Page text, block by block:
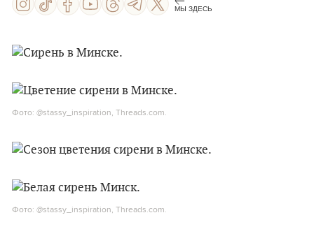
МЫ ЗДЕСЬ
Фото: @stassy_inspiration, Threads.com.
Фото: @stassy_inspiration, Threads.com.